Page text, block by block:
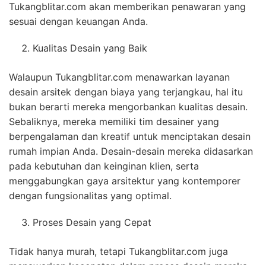
Tukangblitar.com akan memberikan penawaran yang
sesuai dengan keuangan Anda.
Kualitas Desain yang Baik
Walaupun Tukangblitar.com menawarkan layanan
desain arsitek dengan biaya yang terjangkau, hal itu
bukan berarti mereka mengorbankan kualitas desain.
Sebaliknya, mereka memiliki tim desainer yang
berpengalaman dan kreatif untuk menciptakan desain
rumah impian Anda. Desain-desain mereka didasarkan
pada kebutuhan dan keinginan klien, serta
menggabungkan gaya arsitektur yang kontemporer
dengan fungsionalitas yang optimal.
Proses Desain yang Cepat
Tidak hanya murah, tetapi Tukangblitar.com juga